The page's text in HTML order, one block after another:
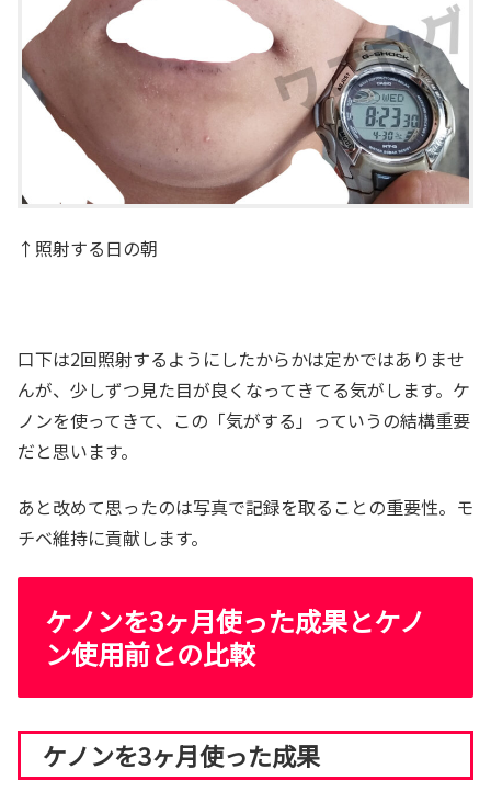
↑照射する日の朝
口下は2回照射するようにしたからかは定かではありませ
んが、少しずつ見た目が良くなってきてる気がします。ケ
ノンを使ってきて、この「気がする」っていうの結構重要
だと思います。
あと改めて思ったのは写真で記録を取ることの重要性。モ
チベ維持に貢献します。
ケノンを3ヶ月使った成果とケノ
ン使用前との比較
ケノンを3ヶ月使った成果